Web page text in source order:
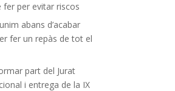
fer per evitar riscos
abans d’acabar
fer un repàs de tot el
part del Jurat
i entrega de la IX